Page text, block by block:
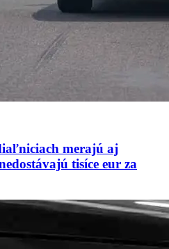
merajú aj
tisíce eur za